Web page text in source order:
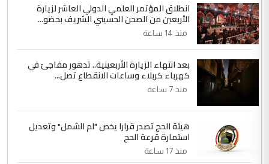
انطلاق المؤتمر العلمي الدولي العاشر لزيارة
الأربعين من الصحن الحسيني الشريف بحضو...
منذ 14 ساعة
بعد انتهاء الزيارة الأربعينية.. تدهور مفاجئ في
كهرباء كربلاء وساعات الانقطاع تصل...
منذ 7 ساعة
هيئة الحج تصدر قرارا يخص "لم الشمل" وتعديل
استمارة قرعة الحج
منذ 17 ساعة